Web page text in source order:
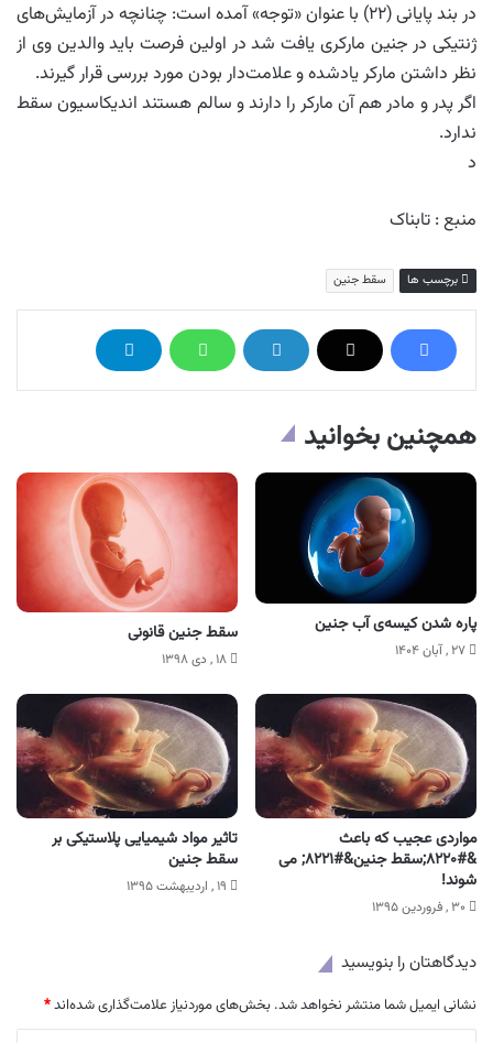
در بند پایانی (۲۲) با عنوان «توجه» آمده است: چنانچه در آزمایش‌های
ژنتیکی در جنین مارکری یافت شد در اولین فرصت باید والدین وی از
نظر داشتن مارکر یادشده و علامت‌دار بودن مورد بررسی قرار گیرند.
اگر پدر و مادر هم آن مارکر را دارند و سالم هستند اندیکاسیون سقط
ندارد.
د
منبع : تابناک
برچسب ها سقط جنین
همچنین بخوانید
پاره شدن کیسه‌ی آب جنین
۲۷ , آبان ۱۴۰۴
سقط جنین قانونی
۱۸ , دی ۱۳۹۸
مواردی عجیب که باعث
&#۸۲۲۰;سقط جنین&#۸۲۲۱; می
شوند!
۳۰ , فروردین ۱۳۹۵
تاثیر مواد شیمیایی پلاستیکی بر
سقط جنین
۱۹ , اردیبهشت ۱۳۹۵
دیدگاهتان را بنویسید
نشانی ایمیل شما منتشر نخواهد شد. بخش‌های موردنیاز علامت‌گذاری شده‌اند*